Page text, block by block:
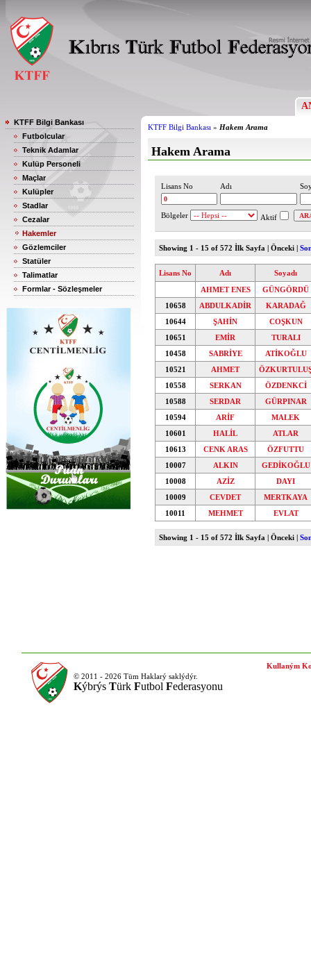
KTFF Bilgi Bankası
Futbolcular
Teknik Adamlar
Kulüp Personeli
Maçlar
Kulüpler
Stadlar
Cezalar
Hakemler
Gözlemciler
Statüler
Talimatlar
Formlar - Sözleşmeler
KTFF Bilgi Bankası » Hakem Arama
Hakem Arama
Lisans No Adı
Bölgeler Aktif
Showing 1 - 15 of 572 İlk Sayfa | Önceki |
Lisans No Adı
Soyadı
AHMET ENES
GÜNGÖRDÜ
10658
ABDULKADİR
KARADAĞ
10644
ŞAHİN
COŞKUN
10651
EMİR
TURALI
10458
SABRİYE
ATİKOĞLU
10521
AHMET
10558
SERKAN
ÖZDENKCİ
10588
SERDAR
GÜRPINAR
10594
ARİF
MALEK
10601
HALİL
ATLAR
10613
CENK ARAS
ÖZFUTTU
10007
ALKIN
GEDİKOĞLU
10008
AZİZ
DAYI
10009
CEVDET
MERTKAYA
10011
MEHMET EVLAT
Showing 1 - 15 of 572 İlk Sayfa | Önceki |
© 2011 - 2026 Tüm Haklarý saklýdýr.
Kýbrýs Türk Futbol Federasyonu
Kullaným